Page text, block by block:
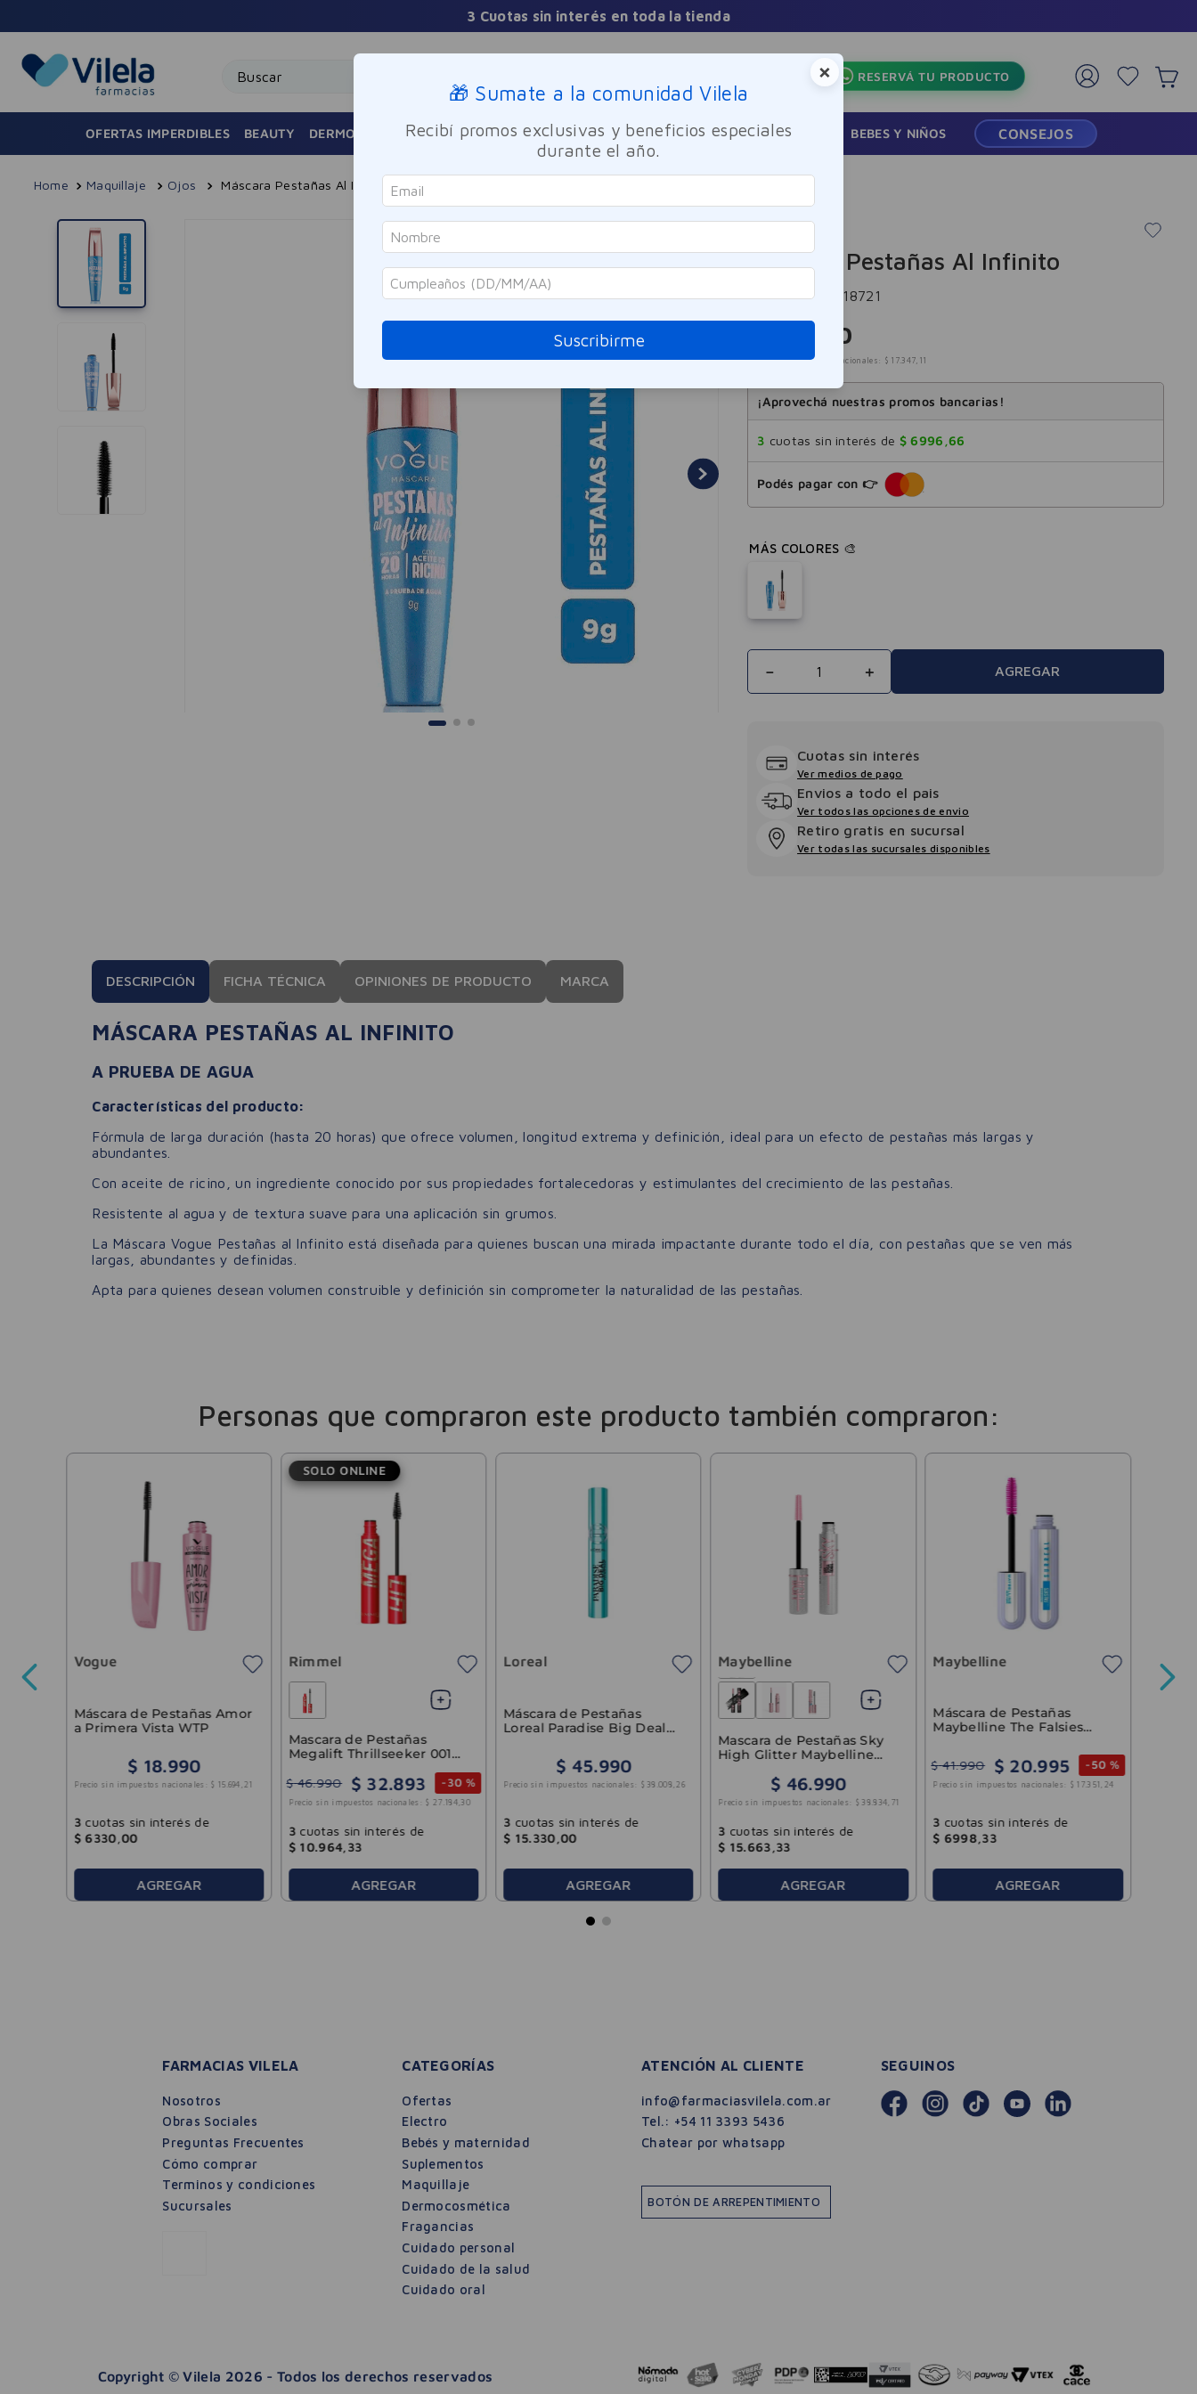
3 Cuotas sin interés en toda la tienda
RESERVÁ TU PRODUCTO
OFERTAS IMPERDIBLES BEAUTY DERMOCOSMÉTICA FRAGANCIAS CUIDADO PERSONAL BIENESTAR Y FARMACIA BEBES Y NIÑOS CONSEJOS
Maquillaje Ojos Máscara Pestañas Al Infinito
Vogue
Máscara Pestañas Al Infinito
Referencia -318721
990
Precio sin impuestos nacionales: $ 17.347, 11
¡Aprovechá nuestras promos bancarias!
3 cuotas sin interés de $ 6996 ,66
Podés pagar con 👉
＋
－ AGREGAR
Cuotas sin interés
Ver medios de pago
Envios a todo el pais
Ver todos las opciones de envio
Retiro gratis en sucursal
Ver todas las sucursales disponibles
DESCRIPCIÓN FICHA TÉCNICA OPINIONES DE PRODUCTO MARCA
MÁSCARA PESTAÑAS AL INFINITO
A PRUEBA DE AGUA
Características del producto:
Fórmula de larga duración (hasta 20 horas) que ofrece volumen, longitud extrema y definición, ideal para un efecto de pestañas más largas y
abundantes.
Con aceite de ricino, un ingrediente conocido por sus propiedades fortalecedoras y estimulantes del crecimiento de las pestañas.
Resistente al agua y de textura suave para una aplicación sin grumos.
La Máscara Vogue Pestañas al Infinito está diseñada para quienes buscan una mirada impactante durante todo el día, con pestañas que se ven más
largas, abundantes y definidas.
Apta para quienes desean volumen construible y definición sin comprometer la naturalidad de las pestañas.
Personas que compraron este producto también compraron:
Vogue
Máscara de Pestañas Amor
a Primera Vista WTP
$ 18.990
Precio sin impuestos nacionales: $ 15 .694 21
3 cuotas sin interés de
$ 6330,00
AGREGAR
SOLO ONLINE
Rimmel
Mascara de Pestañas
Megalift Thrillseeker 001
$ 46.990 $ 32.893 -30 %
Precio sin impuestos nacionales: $ 27 .184, 30
3 cuotas sin interés de
$ 10.964, 33
AGREGAR
Loreal
Máscara de Pestañas
Loreal Paradise Big Deal
$ 45.990
Precio sin impuestos nacionales: $ 38 .008 26
3 cuotas sin interés de
$ 15.330,00
AGREGAR
Maybelline
Mascara de Pestañas Sky
High Glitter Maybelline
$ 46.990
Precio sin impuestos nacionales: $ 38 .834 71
3 cuotas sin interés de
$ 15.663 33
AGREGAR
Maybelline
Máscara de Pestañas
Maybelline The Falsies
$ 41.990 $ 20.995 -50 %
Precio sin impuestos nacionales: $ 17.351 , 24
3 cuotas sin interés de
$ 6998 33
AGREGAR
FARMACIAS VILELA
Nosotros
Obras Sociales
Preguntas Frecuentes
Cómo comprar
Terminos y condiciones
Sucursales
CATEGORÍAS
Ofertas
Electro
Bebés y maternidad
Suplementos
Maquillaje
Dermocosmética
Fragancias
Cuidado personal
Cuidado de la salud
Cuidado oral
ATENCIÓN AL CLIENTE
info@farmaciasvilela.com.ar
Tel.: +54 11 3393 5436
Chatear por whatsapp
BOTÓN DE ARREPENTIMIENTO
SEGUINOS
Copyright © Vilela 2026 - Todos los derechos reservados
×
🎁 Sumate a la comunidad Vilela
Recibí promos exclusivas y beneficios especiales
durante el año.
Suscribirme